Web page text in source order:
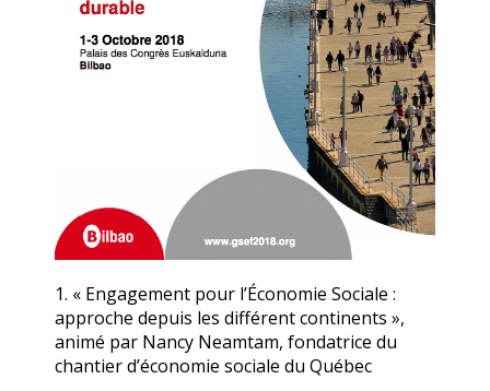
1. « Engagement pour l’Économie Sociale :
approche depuis les différent continents »,
animé par Nancy Neamtam, fondatrice du
chantier d’économie sociale du Québec